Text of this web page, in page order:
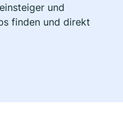
und
finden und direkt